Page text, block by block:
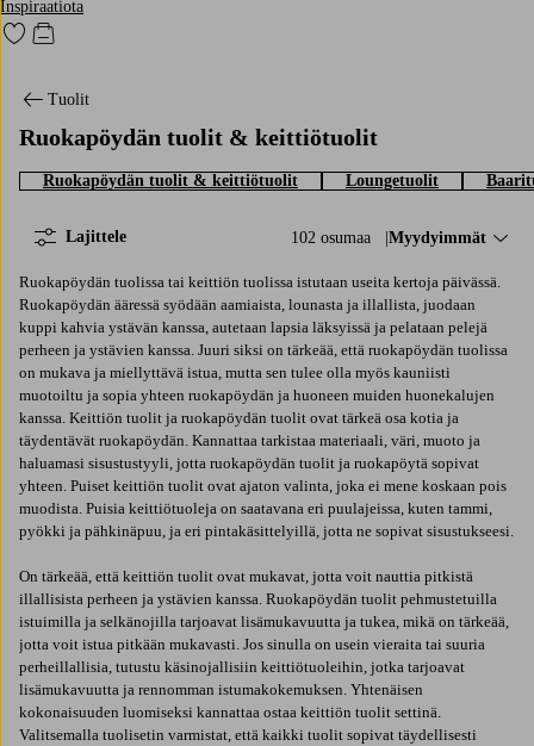
Inspiraatiota
Siirry merkittyihin suosikkituotteisiin
Siirry ostoskoriin
Tuolit
Ruokapöydän tuolit & keittiötuolit
Ruokapöydän tuolit & keittiötuolit Loungetuolit
102 osumaa Lajittele:
Myydyimmät
Lajittele
Ruokapöydän tuolissa tai keittiön tuolissa istutaan useita kertoja päivässä.
Ruokapöydän ääressä syödään aamiaista, lounasta ja illallista, juodaan
kuppi kahvia ystävän kanssa, autetaan lapsia läksyissä ja pelataan pelejä
perheen ja ystävien kanssa.​ Juuri siksi on tärkeää, että ruokapöydän tuolissa
on mukava ja miellyttävä istua, mutta sen tulee olla myös kauniisti
muotoiltu ja sopia yhteen ruokapöydän ja huoneen muiden huonekalujen
kanssa. Keittiön tuolit ja ruokapöydän tuolit ovat tärkeä osa kotia ja
täydentävät ruokapöydän. Kannattaa tarkistaa materiaali, väri, muoto ja
haluamasi sisustustyyli, jotta ruokapöydän tuolit ja ruokapöytä sopivat
yhteen. Puiset keittiön tuolit ovat ajaton valinta, joka ei mene koskaan pois
muodista. Puisia keittiötuoleja on saatavana eri puulajeissa, kuten tammi,
pyökki ja pähkinäpuu, ja eri pintakäsittelyillä, jotta ne sopivat sisustukseesi.
On tärkeää, että keittiön tuolit ovat mukavat, jotta voit nauttia pitkistä
illallisista perheen ja ystävien kanssa. Ruokapöydän tuolit pehmustetuilla
istuimilla ja selkänojilla tarjoavat lisämukavuutta ja tukea, mikä on tärkeää,
jotta voit istua pitkään mukavasti. Jos sinulla on usein vieraita tai suuria
perheillallisia, tutustu käsinojallisiin keittiötuoleihin, jotka tarjoavat
lisämukavuutta ja rennomman istumakokemuksen. Yhtenäisen
kokonaisuuden luomiseksi kannattaa ostaa keittiön tuolit settinä.
Valitsemalla tuolisetin varmistat, että kaikki tuolit sopivat täydellisesti